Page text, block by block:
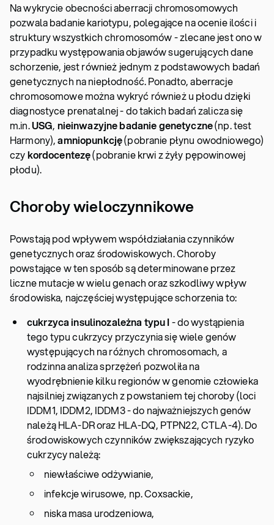
Na wykrycie obecności aberracji chromosomowych
pozwala badanie kariotypu, polegające na ocenie ilości i
struktury wszystkich chromosomów - zlecane jest ono w
przypadku występowania objawów sugerujących dane
schorzenie, jest również jednym z podstawowych badań
genetycznych na niepłodność. Ponadto, aberracje
chromosomowe można wykryć również u płodu dzięki
diagnostyce prenatalnej - do takich badań zalicza się
m.in.USG, nieinwazyjne badanie genetyczne(np. test
Harmony),amniopunkcję(pobranie płynu owodniowego)
czykordocentezę(pobranie krwi z żyły pępowinowej
płodu).
Choroby wieloczynnikowe
Powstają pod wpływem współdziałania czynników
genetycznych oraz środowiskowych. Choroby
powstające w ten sposób są determinowane przez
liczne mutacje w wielu genach oraz szkodliwy wpływ
środowiska, najczęściej występujące schorzenia to:
cukrzyca insulinozależna typu I- do wystąpienia
tego typu cukrzycy przyczynia się wiele genów
występujących na różnych chromosomach, a
rodzinna analiza sprzężeń pozwoliła na
wyodrębnienie kilku regionów w genomie człowieka
najsilniej związanych z powstaniem tej choroby (loci
IDDM1, IDDM2, IDDM3 - do najważniejszych genów
należą HLA-DR oraz HLA-DQ, PTPN22, CTLA-4). Do
środowiskowych czynników zwiększających ryzyko
cukrzycy należą:
niewłaściwe odżywianie,
infekcje wirusowe, np. Coxsackie,
niska masa urodzeniowa,